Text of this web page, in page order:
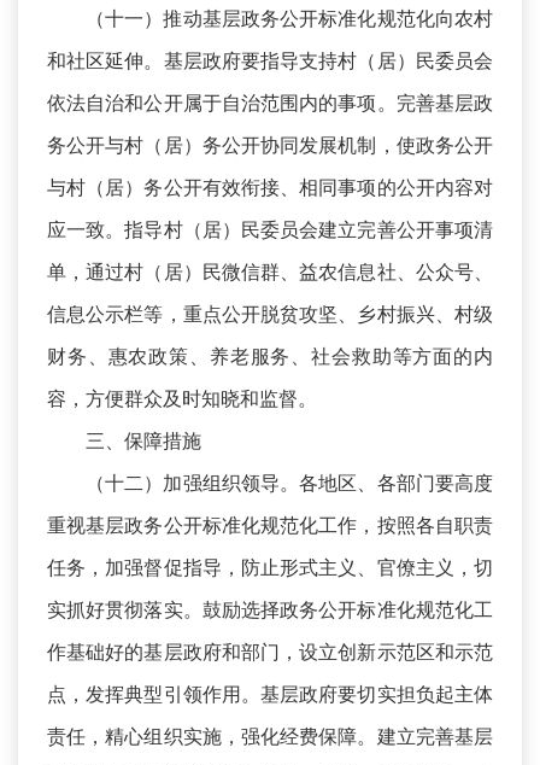
（十一）推动基层政务公开标准化规范化向农村
和社区延伸。基层政府要指导支持村（居）民委员会
依法自治和公开属于自治范围内的事项。完善基层政
务公开与村（居）务公开协同发展机制，使政务公开
与村（居）务公开有效衔接、相同事项的公开内容对
应一致。指导村（居）民委员会建立完善公开事项清
单，通过村（居）民微信群、益农信息社、公众号、
信息公示栏等，重点公开脱贫攻坚、乡村振兴、村级
财务、惠农政策、养老服务、社会救助等方面的内
容，方便群众及时知晓和监督。
三、保障措施
（十二）加强组织领导。各地区、各部门要高度
重视基层政务公开标准化规范化工作，按照各自职责
任务，加强督促指导，防止形式主义、官僚主义，切
实抓好贯彻落实。鼓励选择政务公开标准化规范化工
作基础好的基层政府和部门，设立创新示范区和示范
点，发挥典型引领作用。基层政府要切实担负起主体
责任，精心组织实施，强化经费保障。建立完善基层